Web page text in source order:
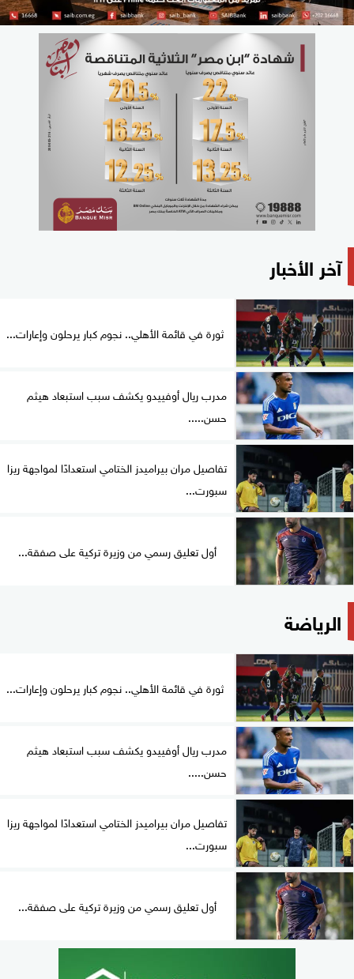
آخر الأخبار
ثورة في قائمة الأهلي.. نجوم كبار يرحلون وإعارات...
مدرب ريال أوفييدو يكشف سبب استبعاد هيثم
حسن.....
تفاصيل مران بيراميدز الختامي استعدادًا لمواجهة ريزا
سبورت...
أول تعليق رسمي من وزيرة تركية على صفقة...
الرياضة
ثورة في قائمة الأهلي.. نجوم كبار يرحلون وإعارات...
مدرب ريال أوفييدو يكشف سبب استبعاد هيثم
حسن.....
تفاصيل مران بيراميدز الختامي استعدادًا لمواجهة ريزا
سبورت...
أول تعليق رسمي من وزيرة تركية على صفقة...